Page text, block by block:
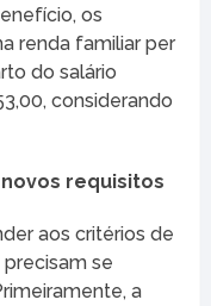
os
renda familiar per
do salário
considerando
requisitos
aos critérios de
se
a